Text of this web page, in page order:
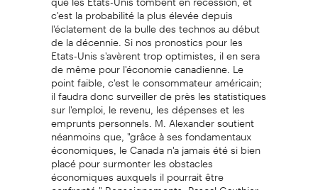
c'est la probabilité la plus élevée depuis
l'éclatement de la bulle des technos au début
de la décennie. Si nos pronostics pour les
Etats-Unis s'avèrent trop optimistes, il en sera
de même pour l'économie canadienne. Le
point faible, c'est le consommateur américain;
il faudra donc surveiller de près les statistiques
sur l'emploi, le revenu, les dépenses et les
emprunts personnels. M. Alexander soutient
néanmoins que, "grâce à ses fondamentaux
économiques, le Canada n'a jamais été si bien
placé pour surmonter les obstacles
économiques auxquels il pourrait être
confronté." Renseignements: Pascal Gauthier,